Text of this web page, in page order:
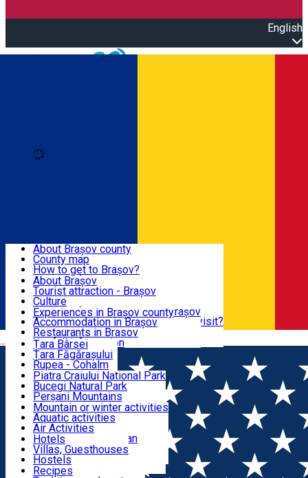
English
Română
BRAȘOV
EXPERIENCES
DESTINATIONS
NATURE
ACTIVE TOURISM
ACCOMMODATION
CULTURAL HERITAGE
About Brașov county
County map
How to get to Brașov?
Tourist Information Centers
Tourist Guides
Brașov Tourism Recommendations
Historical tourist attractions
What would a local recommend to visit?
Tourism news Brașov
Restaurants
About Brașov
Tourist attraction - Brașov
Culture
Tourist Information Center - Brașov
Accommodation in Brașov
Restaurants in Brasov
Usefull information
Experiences in Brașov county
Țara Bârsei
Țara Făgărașului
Rupea - Cohalm
ECO Destinations
Piatra Craiului National Park
Bucegi Natural Park
Perșani Mountains
Făgăraș Mountains
Postăvarul Peak
Măgura Codlei
Ciucaș Mountains
Protected areas
Other natural attractions
Speoturism
Mountain or winter activities
Aquatic activities
Air Activities
Adventure, Equestrian
Cycling, Running
Other activities
Hotels
Villas, Guesthouses
Hostels
Cottages
Recipes